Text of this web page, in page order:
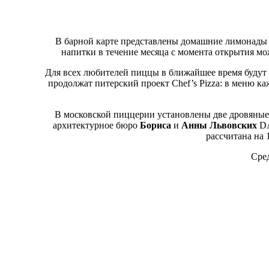
В барной карте представлены домашние
напитки в течение месяца с момента открытия
Для всех любителей пиццы в ближайшее время
продолжат питерский проект Chef’s Pizza: в меню
В московской пиццерии установлены две
архитектурное бюро Бориса и Анны Львовских
рассчитана на